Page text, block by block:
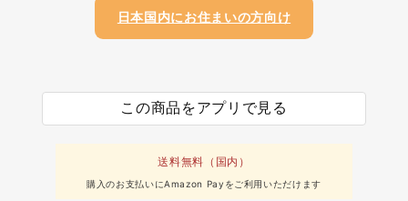
日本国内にお住まいの方向け
この商品をアプリで見る
送料無料（国内）
購入のお支払いにAmazon Payをご利用いただけます